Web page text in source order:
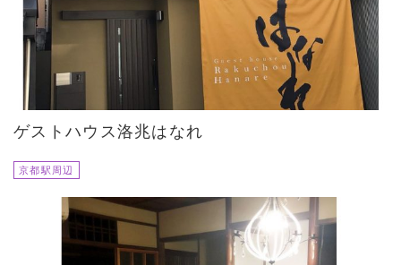
ゲストハウス洛兆はなれ
京都駅周辺